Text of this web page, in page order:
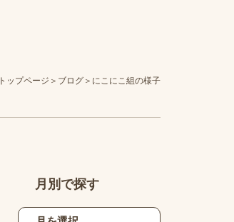
トップページ ブログ にこにこ組の様子
月別で探す